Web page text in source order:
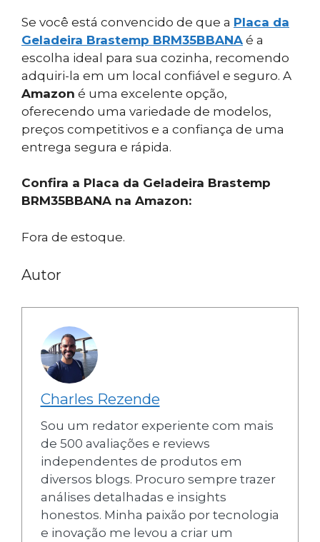
Se você está convencido de que a Placa da
Geladeira Brastemp BRM35BBANA é a
escolha ideal para sua cozinha, recomendo
adquiri-la em um local confiável e seguro. A
Amazon é uma excelente opção,
oferecendo uma variedade de modelos,
preços competitivos e a confiança de uma
entrega segura e rápida.
Confira a Placa da Geladeira Brastemp
BRM35BBANA na Amazon:
Fora de estoque.
Autor
Charles Rezende
Sou um redator experiente com mais
de 500 avaliações e reviews
independentes de produtos em
diversos blogs. Procuro sempre trazer
análises detalhadas e insights
honestos. Minha paixão por tecnologia
e inovação me levou a criar um